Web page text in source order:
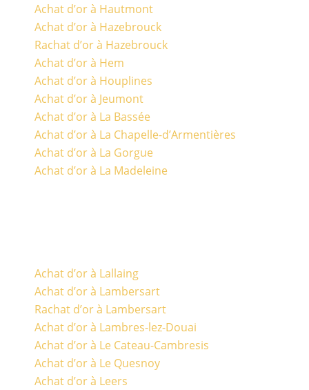
Achat d’or à Hautmont
Achat d’or à Hazebrouck
Rachat d’or à Hazebrouck
Achat d’or à Hem
Achat d’or à Houplines
Achat d’or à Jeumont
Achat d’or à La Bassée
Achat d’or à La Chapelle-d’Armentières
Achat d’or à La Gorgue
Achat d’or à La Madeleine
Achat d’or à Lallaing
Achat d’or à Lambersart
Rachat d’or à Lambersart
Achat d’or à Lambres-lez-Douai
Achat d’or à Le Cateau-Cambresis
Achat d’or à Le Quesnoy
Achat d’or à Leers